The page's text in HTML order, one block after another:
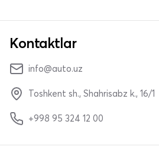
Kontaktlar
info@auto.uz
Toshkent sh., Shahrisabz k., 16/1
+998 95 324 12 00